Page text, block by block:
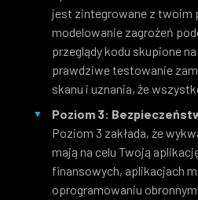
jest zintegrowane z twoim
modelowanie zagrożeń
przeglądy kodu skupione
prawdziwe testowanie
skanu i uznania, że
Poziom 3:
Poziom 3 zakłada, że
mają na celu Twoją
finansowych, aplikacjach
oprogramowaniu